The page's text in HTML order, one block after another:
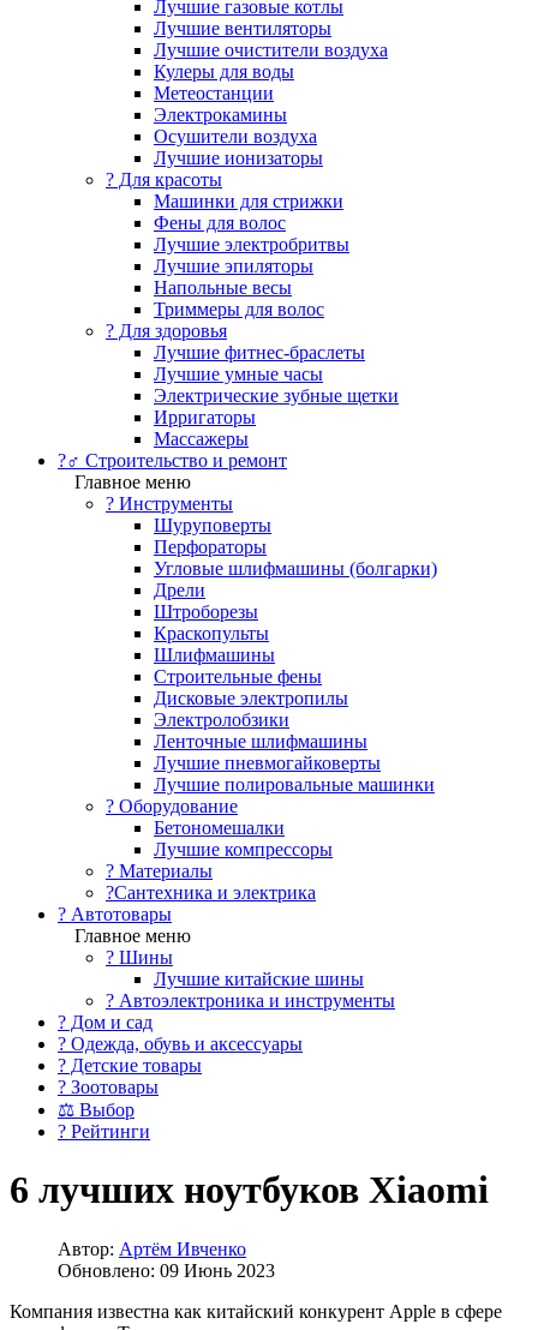
Лучшие газовые котлы
Лучшие вентиляторы
Лучшие очистители воздуха
Кулеры для воды
Метеостанции
Электрокамины
Осушители воздуха
Лучшие ионизаторы
? Для красоты
Машинки для стрижки
Фены для волос
Лучшие электробритвы
Лучшие эпиляторы
Напольные весы
Триммеры для волос
? Для здоровья
Лучшие фитнес-браслеты
Лучшие умные часы
Электрические зубные щетки
Ирригаторы
Массажеры
?‍♂️ Строительство и ремонт
Главное меню
?️ Инструменты
Шуруповерты
Перфораторы
Угловые шлифмашины (болгарки)
Дрели
Штроборезы
Краскопульты
Шлифмашины
Строительные фены
Дисковые электропилы
Электролобзики
Ленточные шлифмашины
Лучшие пневмогайковерты
Лучшие полировальные машинки
?️ Оборудование
Бетономешалки
Лучшие компрессоры
? Материалы
?Сантехника и электрика
? Автотовары
Главное меню
? Шины
Лучшие китайские шины
? Автоэлектроника и инструменты
? Дом и сад
? Одежда, обувь и аксессуары
? Детские товары
? Зоотовары
⚖ Выбор
? Рейтинги
6 лучших ноутбуков Xiaomi
Автор: Артём Ивченко
Обновлено: 09 Июнь 2023
Компания известна как китайский конкурент Apple в сфере